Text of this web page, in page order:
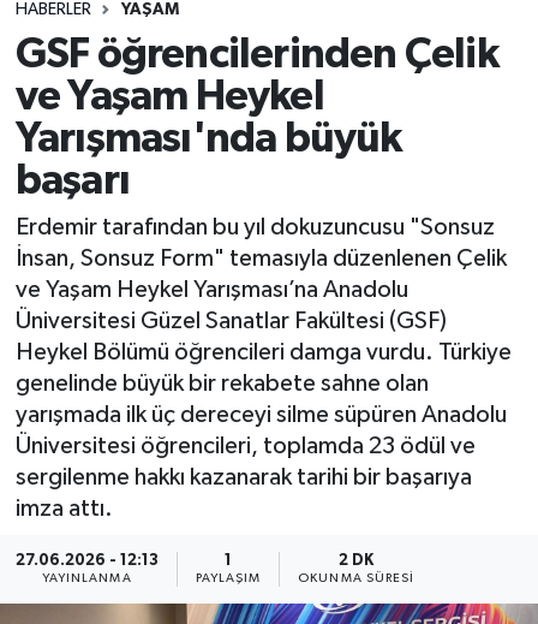
HABERLER YAŞAM
GSF öğrencilerinden Çelik
ve Yaşam Heykel
Yarışması'nda büyük
başarı
Erdemir tarafından bu yıl dokuzuncusu "Sonsuz
İnsan, Sonsuz Form" temasıyla düzenlenen Çelik
ve Yaşam Heykel Yarışması’na Anadolu
Üniversitesi Güzel Sanatlar Fakültesi (GSF)
Heykel Bölümü öğrencileri damga vurdu. Türkiye
genelinde büyük bir rekabete sahne olan
yarışmada ilk üç dereceyi silme süpüren Anadolu
Üniversitesi öğrencileri, toplamda 23 ödül ve
sergilenme hakkı kazanarak tarihi bir başarıya
imza attı.
27.06.2026 - 12:13
YAYINLANMA PAYLAŞIM
2 DK
OKUNMA SÜRESI
SPOR
YAŞAM
Son Dakika Haberleri
Haber Arşivi